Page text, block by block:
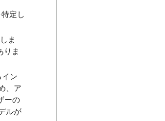
定し
ま
りま
ン
、ア
ーの
ルが